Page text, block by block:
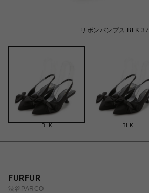
リボンパンプス BLK 37
BLK BLK
FURFUR
渋谷PARCO